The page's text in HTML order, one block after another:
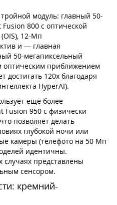
модуль: главный 50-
800 с оптической
12-Мп
и — главная
50-мегапиксельный
оптическим приближением
120х благодаря
HyperAI).
еще более
950 с физически
позволяет делать
глубокой ночи или
камеры (телефото на 50 Мп
идентичны.
представлены
сенсором.
кремний-